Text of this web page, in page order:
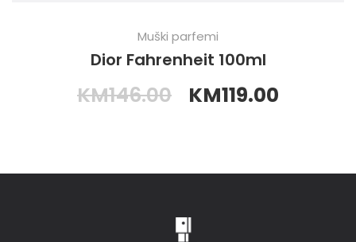
Muški parfemi
Dior Fahrenheit 100ml
KM146.00 KM119.00